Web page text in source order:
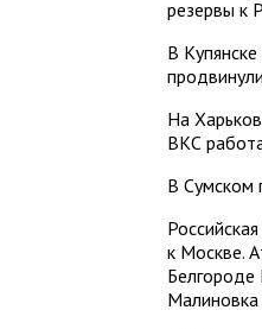
резервы к
В
На
ВКС
В Сумском
к Москве.
Белгороде